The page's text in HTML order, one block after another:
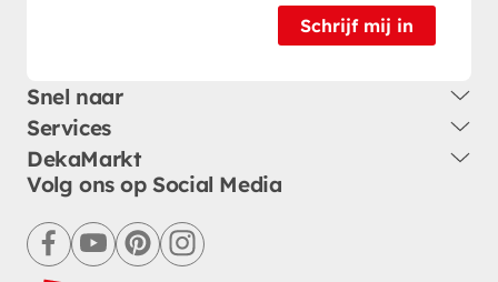
Schrijf mij in
Snel naar
Services
DekaMarkt
Volg ons op Social Media
facebookyoutubepinterestinstagram